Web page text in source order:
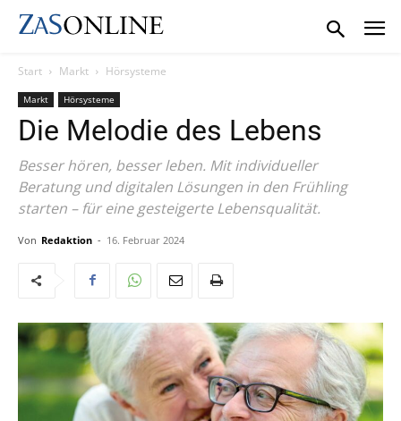
Start Markt Hörsysteme
Markt Hörsysteme
Die Melodie des Lebens
Besser hören, besser leben. Mit individueller
Beratung und digitalen Lösungen in den Frühling
starten – für eine gesteigerte Lebensqualität.
Von Redaktion - 16. Februar 2024